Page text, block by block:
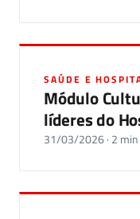
SAÚDE E
Módulo
líderes do
31/03/2026 · 2